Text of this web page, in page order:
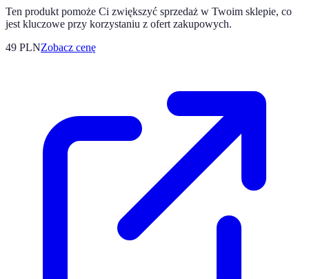
Ten produkt pomoże Ci zwiększyć sprzedaż w Twoim sklepie, co
jest kluczowe przy korzystaniu z ofert zakupowych.
49 PLNZobacz cenę